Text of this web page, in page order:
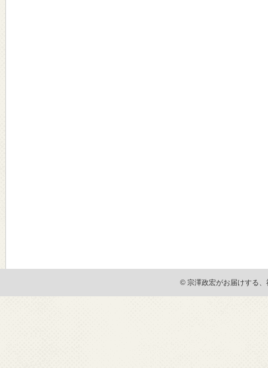
© 宗澤政宏がお届けする